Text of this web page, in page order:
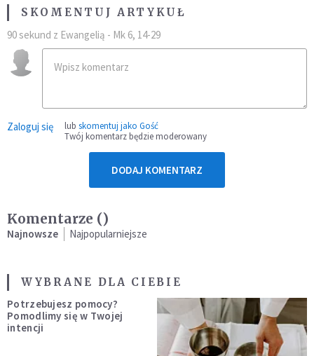
SKOMENTUJ ARTYKUŁ
90 sekund z Ewangelią - Mk 6, 14-29
Zaloguj się lub skomentuj jako Gość
Twój komentarz będzie moderowany
DODAJ KOMENTARZ
Komentarze ()
Najnowsze Najpopularniejsze
WYBRANE DLA CIEBIE
Potrzebujesz pomocy?
Pomodlimy się w Twojej
intencji